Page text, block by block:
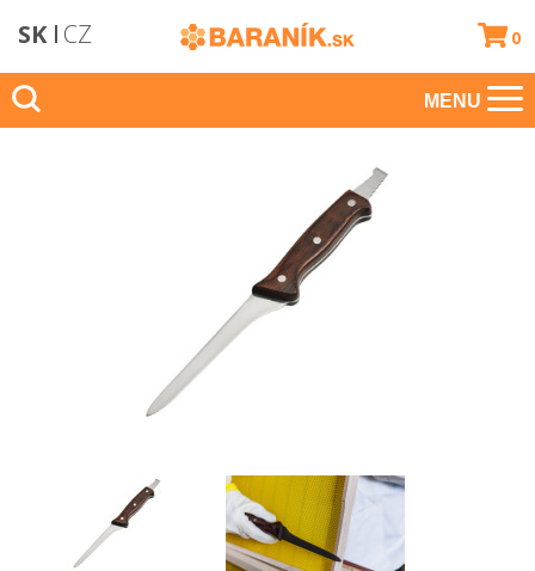
SK CZ 0
MENU